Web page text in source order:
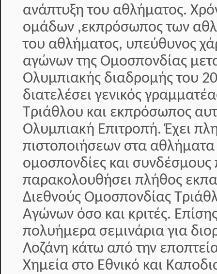
ανάπτυξη του αθλήματος.
ομάδων ,εκπρόσωπος των
του αθλήματος, υπεύθυνος
αγώνων της Ομοσπονδίας
Ολυμπιακής διαδρομής του
διατελέσει γενικός
Τριάθλου και εκπρόσωπος
Ολυμπιακή Επιτροπή. Έχει
πιστοποιήσεων στα αθλήματα
ομοσπονδίες και συνδέσμους
παρακολουθήσει πλήθος
Διεθνούς Ομοσπονδίας
Αγώνων όσο και κριτές.
πολυήμερα σεμινάρια για
Λοζάνη κάτω από την
Χημεία στο Εθνικό και